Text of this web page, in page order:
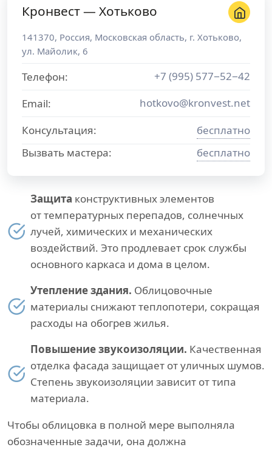
Кронвест — Хотьково
141370, Россия, Московская область, г. Хотьково,
ул. Майолик, 6
Телефон:
+7 (995) 577−52−42
Email:
hotkovo@kronvest.net
Консультация:
бесплатно
Вызвать мастера:
бесплатно
Защита конструктивных элементов
от температурных перепадов, солнечных
лучей, химических и механических
воздействий. Это продлевает срок службы
основного каркаса и дома в целом.
Утепление здания. Облицовочные
материалы снижают теплопотери, сокращая
расходы на обогрев жилья.
Повышение звукоизоляции. Качественная
отделка фасада защищает от уличных шумов.
Степень звукоизоляции зависит от типа
материала.
Чтобы облицовка в полной мере выполняла
обозначенные задачи, она должна